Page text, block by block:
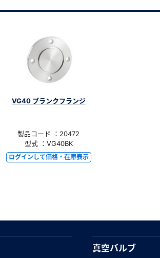
VG40 ブランクフランジ
製品コード ：20472
型式 ：VG40BK
ログインして価格・在庫表示
真空バルブ